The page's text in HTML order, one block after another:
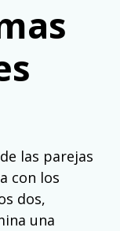
las parejas
con los
dos,
una